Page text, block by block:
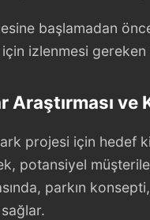
başlamadan
için izlenmesi gereken
Araştırması
projesi için
potansiyel
parkın